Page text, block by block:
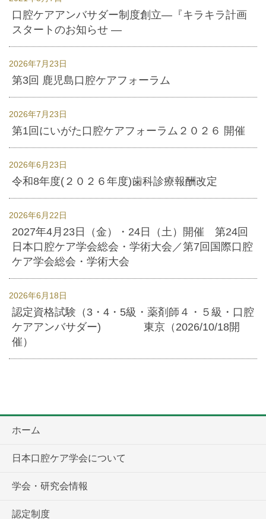
口腔ケアアンバサダー制度創立―『キラキラ計画
スタートのお知らせ ―
2026年7月23日
第3回 鹿児島口腔ケアフォーラム
2026年7月23日
第1回にいがた口腔ケアフォーラム２０２６ 開催
2026年6月23日
令和8年度(２０２６年度)歯科診療報酬改定
2026年6月22日
2027年4月23日（金）・24日（土）開催 第24回
日本口腔ケア学会総会・学術大会／第7回国際口腔
ケア学会総会・学術大会
2026年6月18日
認定資格試験（3・4・5級・薬剤師４・５級・口腔
ケアアンバサダー) 東京（2026/10/18開
催）
ホーム
日本口腔ケア学会について
学会・研究会情報
認定制度